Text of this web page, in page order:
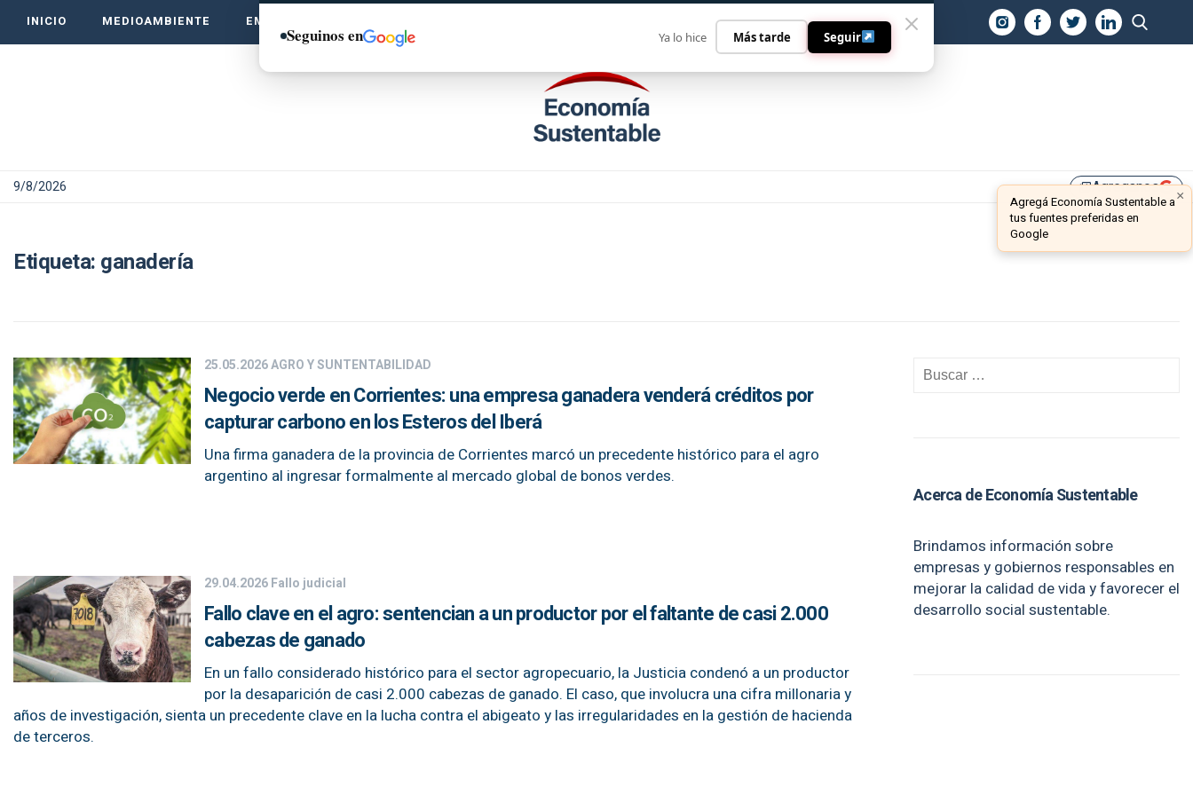
INICIO MEDIOAMBIENTE EMPRENDE VERDE CONTACTO
9/8/2026 library_addAgreganos ×
Agregá Economía Sustentable a
tus fuentes preferidas en
Google
Etiqueta: ganadería
25.05.2026AGRO Y SUNTENTABILIDAD
Negocio verde en Corrientes: una empresa ganadera venderá créditos por
capturar carbono en los Esteros del Iberá
Una firma ganadera de la provincia de Corrientes marcó un precedente histórico para el agro
argentino al ingresar formalmente al mercado global de bonos verdes.
29.04.2026Fallo judicial
Fallo clave en el agro: sentencian a un productor por el faltante de casi 2.000
cabezas de ganado
En un fallo considerado histórico para el sector agropecuario, la Justicia condenó a un productor
por la desaparición de casi 2.000 cabezas de ganado. El caso, que involucra una cifra millonaria y
años de investigación, sienta un precedente clave en la lucha contra el abigeato y las irregularidades en la gestión de hacienda
de terceros.
Acerca de Economía Sustentable
Brindamos información sobre
empresas y gobiernos responsables en
mejorar la calidad de vida y favorecer el
desarrollo social sustentable.
Seguinos en Ya lo hice Más tarde Seguir